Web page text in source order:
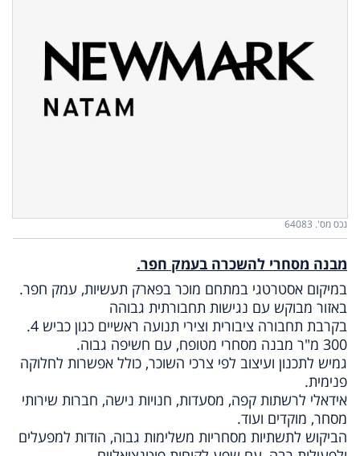
נכס מס'. 64083
מבנה מסחרי להשכרה בעמק חפר.
במיקום אסטרטגי במתחם מוכר בפארק תעשיות, עמק חפר.
באזור מבוקש עם נגישות תחבורתית גבוהה
בקרבת תחבורה ציבורית וצירי תנועה ראשיים כגון כביש 4.
300 מ"ר מבנה מסחרי מטופח, עם חשיפה גבוה.
גמיש לתכנון ועיצוב לפי צרכי השוכר, כולל אפשרות לחלוקה
פנימית.
אידאלי לרשתות קפה, מסעדות, חנויות נישה, חברות שירותי
מסחר, מוקדים ועוד.
הביקוש לתשתיות מסחריות משלימות גבוה, הודות למפעלים